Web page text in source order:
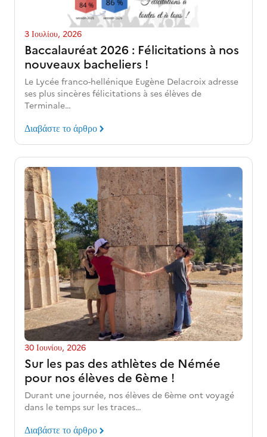
Baccalauréat 2026 : Félicitations à nos
nouveaux bacheliers !
3 Ιουλίου, 2026
Le Lycée franco-hellénique Eugène Delacroix adresse
ses plus sincères félicitations à ses élèves de
Terminale…
Διαβάστε το άρθρο
Sur les pas des athlètes de Némée
pour nos élèves de 6ème !
30 Ιουνίου, 2026
Durant une journée, nos élèves de 6ème ont voyagé
dans le temps sur les traces…
Διαβάστε το άρθρο